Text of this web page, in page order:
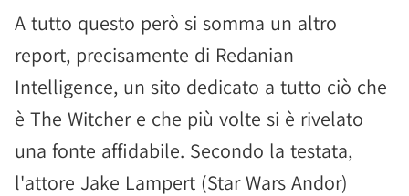
A tutto questo però si somma un altro
report, precisamente di Redanian
Intelligence, un sito dedicato a tutto ciò che
è The Witcher e che più volte si è rivelato
una fonte affidabile. Secondo la testata,
l'attore Jake Lampert (Star Wars Andor)